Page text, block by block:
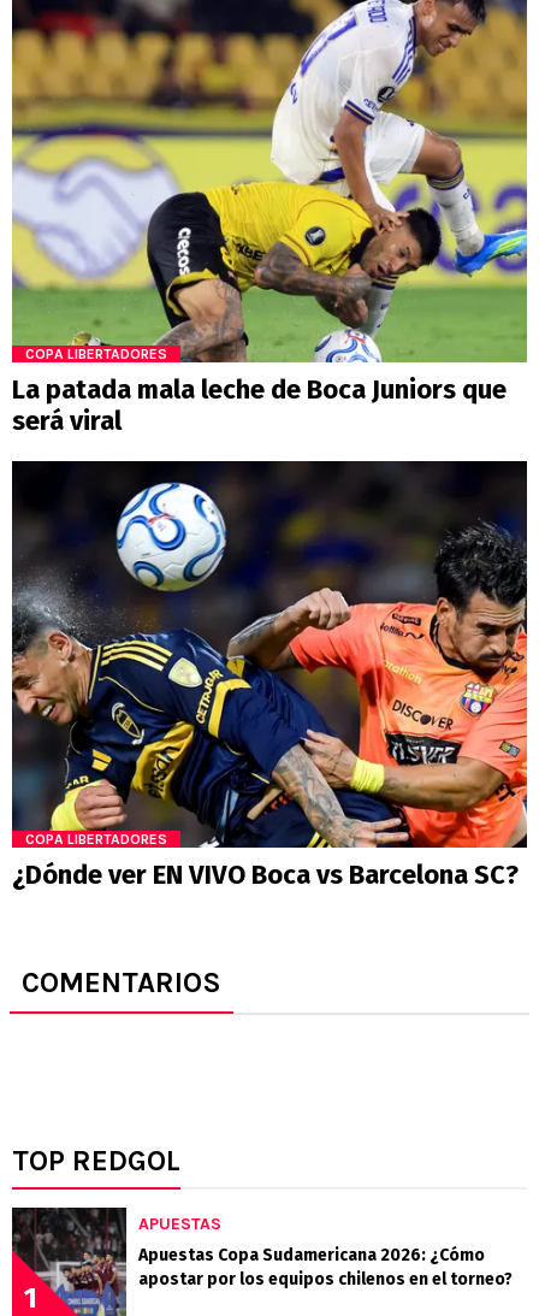
COPA LIBERTADORES
La patada mala leche de Boca Juniors que
será viral
COPA LIBERTADORES
¿Dónde ver EN VIVO Boca vs Barcelona SC?
COMENTARIOS
TOP REDGOL
1
APUESTAS
Apuestas Copa Sudamericana 2026: ¿Cómo
apostar por los equipos chilenos en el torneo?